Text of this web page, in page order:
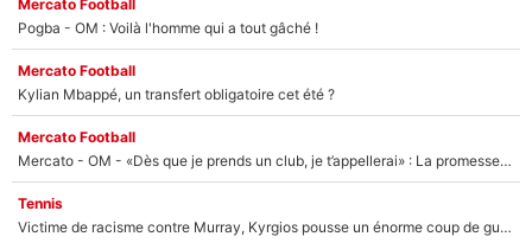
Mercato Football
Pogba - OM : Voilà l'homme qui a tout gâché !
Mercato Football
Kylian Mbappé, un transfert obligatoire cet été ?
Mercato Football
Mercato - OM - «Dès que je prends un club, je t’appellerai» : La promesse de Marcelino au moment de claquer la porte
Tennis
Victime de racisme contre Murray, Kyrgios pousse un énorme coup de gueule !